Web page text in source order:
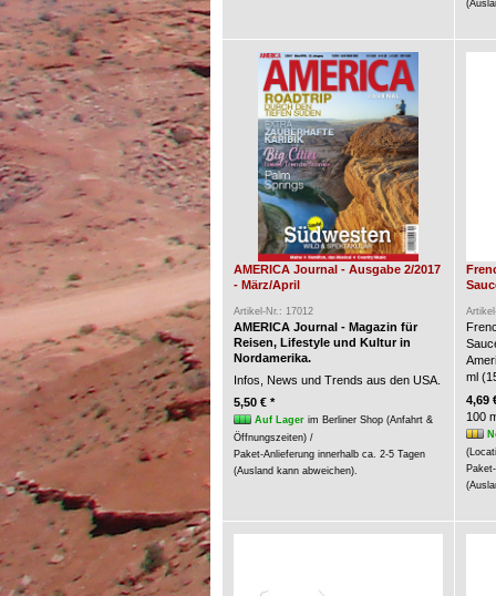
AMERICA Journal - Ausgabe 2/2017
- März/April
Artikel-Nr.: 17012
AMERICA Journal - Magazin für
Reisen, Lifestyle und Kultur in
Nordamerika.
Infos, News und Trends aus den USA.
5,50 € *
Auf Lagerim Berliner Shop (Anfahrt &
Öffnungszeiten) /
Paket-Anlieferung innerhalb ca. 2-5 Tagen
(Ausland kann abweichen).
ml
4,69
100